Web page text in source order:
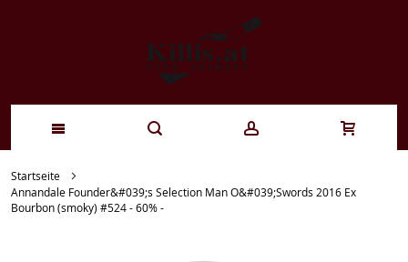
Zum
Inhalt
Startseite
Annandale Founder&#039;s Selection Man O&#039;Swords 2016 Ex
Bourbon (smoky) #524 - 60% -